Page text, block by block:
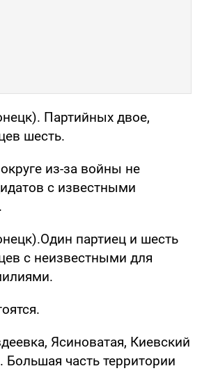
Партийных двое,
шесть.
из-за войны не
с известными
партиец и шесть
с неизвестными для
Ясиноватая, Киевский
Большая часть территории